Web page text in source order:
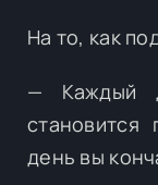
На то, как
— Каждый
день вы